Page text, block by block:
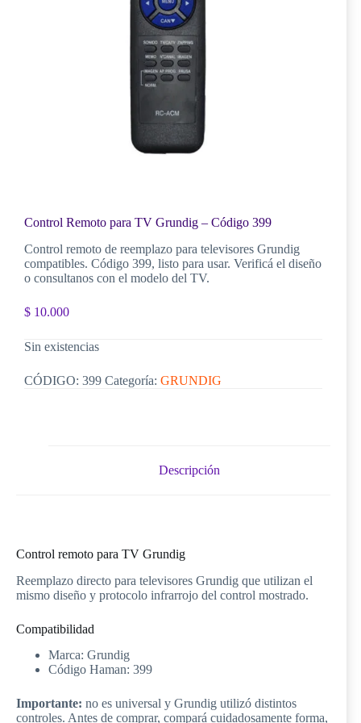
Control Remoto para TV Grundig – Código 399
Control remoto de reemplazo para televisores Grundig
compatibles. Código 399, listo para usar. Verificá el diseño
o consultanos con el modelo del TV.
$ 10.000
Sin existencias
CÓDIGO: 399 Categoría: GRUNDIG
Descripción
Control remoto para TV Grundig
Reemplazo directo para televisores Grundig que utilizan el
mismo diseño y protocolo infrarrojo del control mostrado.
Compatibilidad
Marca: Grundig
Código Haman: 399
Importante: no es universal y Grundig utilizó distintos
controles. Antes de comprar, compará cuidadosamente forma,